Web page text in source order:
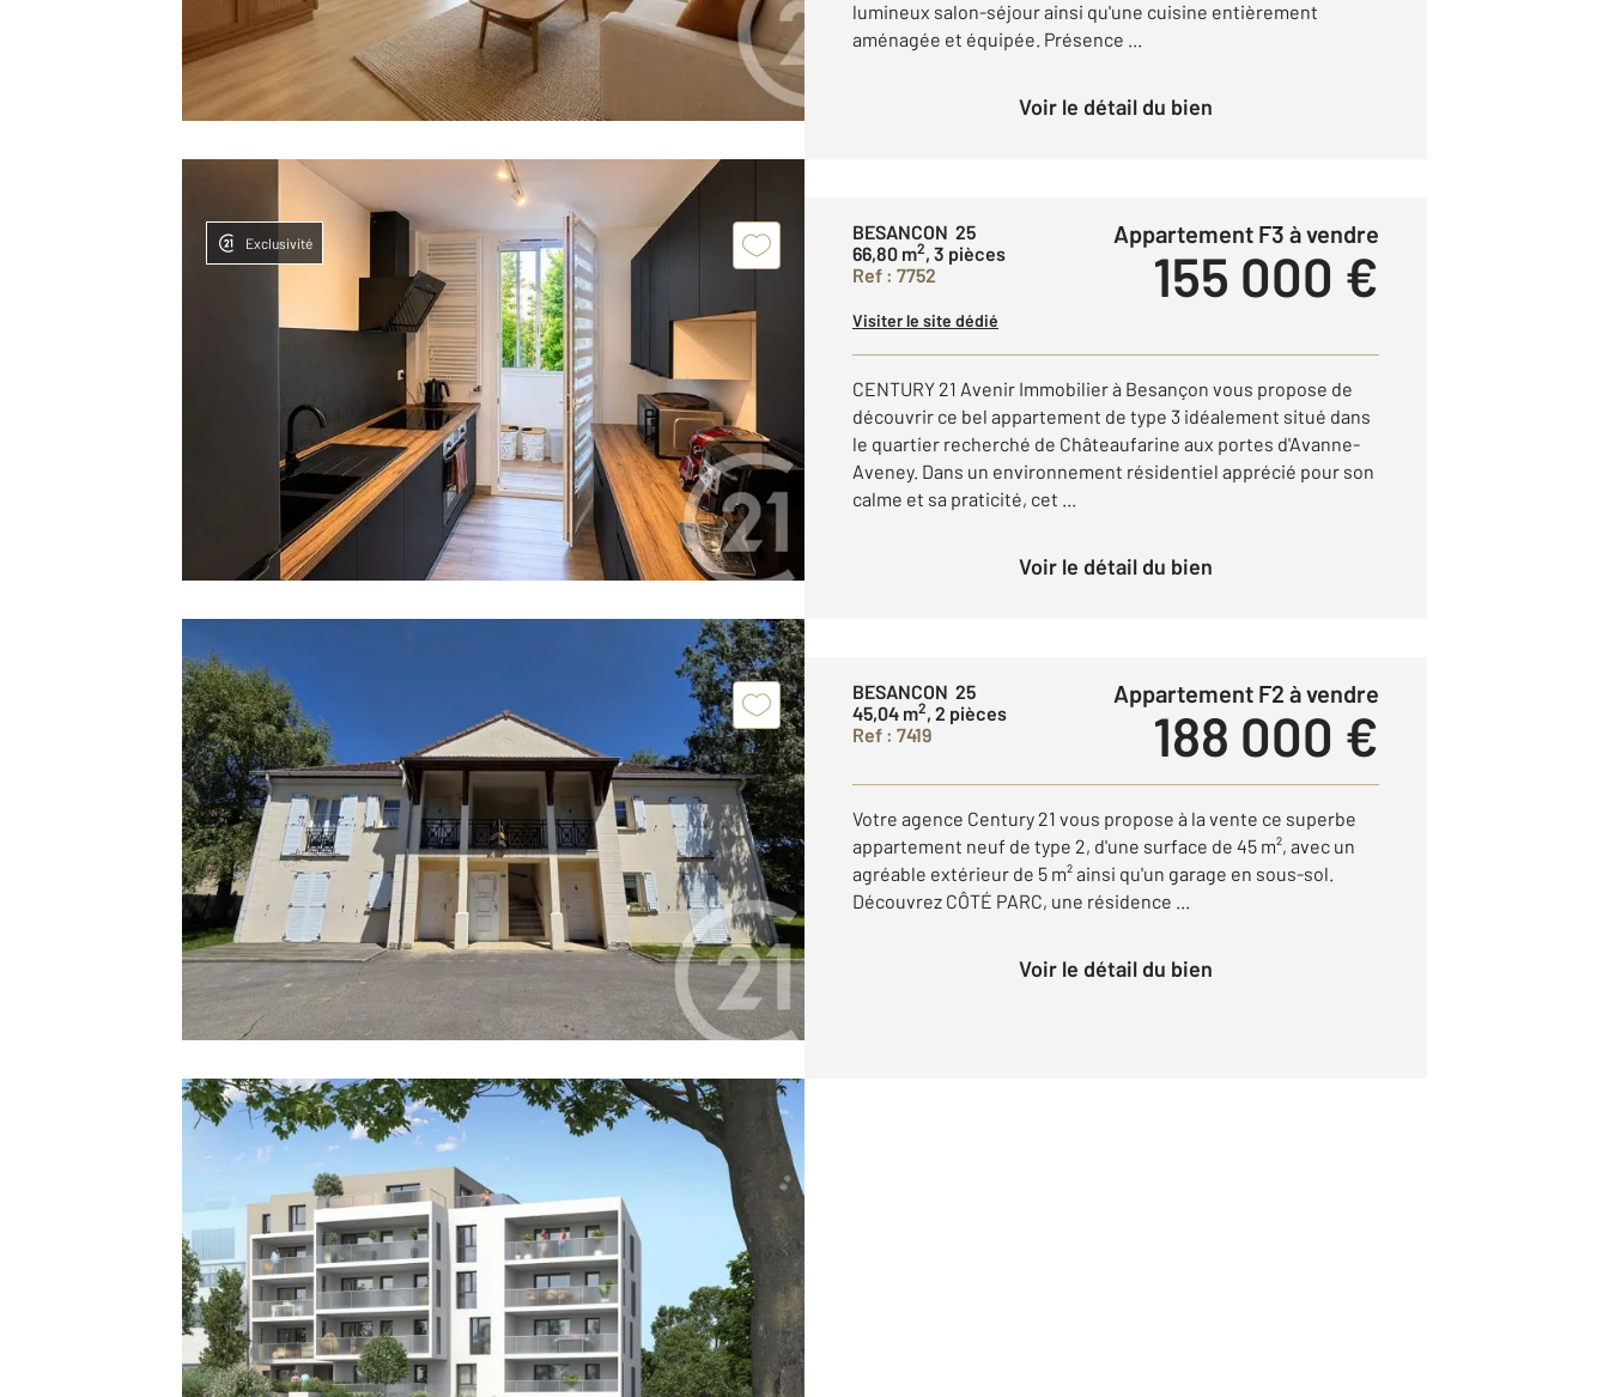
lumineux salon-séjour ainsi qu'une cuisine entièrement
aménagée et équipée. Présence ...
Voir le détail du bien
Exclusivité
BESANCON 25
66,80 m2, 3 pièces
Ref : 7752
Appartement F3 à vendre
155 000 €
Visiter le site dédié
CENTURY 21 Avenir Immobilier à Besançon vous propose de
découvrir ce bel appartement de type 3 idéalement situé dans
le quartier recherché de Châteaufarine aux portes d'Avanne-
Aveney. Dans un environnement résidentiel apprécié pour son
calme et sa praticité, cet ...
Voir le détail du bien
BESANCON 25
45,04 m2, 2 pièces
Ref : 7419
Appartement F2 à vendre
188 000 €
Votre agence Century 21 vous propose à la vente ce superbe
appartement neuf de type 2, d'une surface de 45 m², avec un
agréable extérieur de 5 m² ainsi qu'un garage en sous-sol.
Découvrez CÔTÉ PARC, une résidence ...
Voir le détail du bien